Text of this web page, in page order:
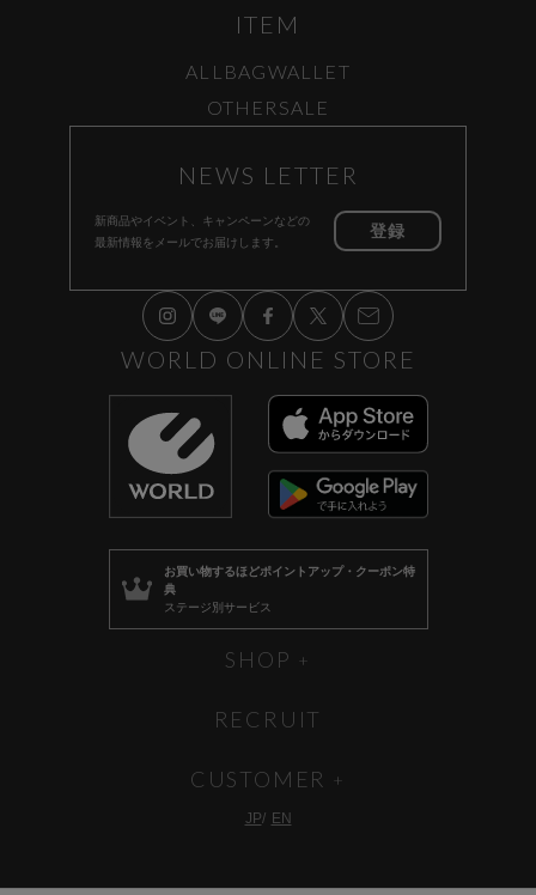
ITEM
ALL BAGWALLET
OTHER SALE
NEWS LETTER
新商品やイベント、キャンペーンなどの
最新情報をメールでお届けします。
登録
WORLD ONLINE STORE
お買い物するほどポイントアップ・クーポン特
典
ステージ別サービス
SHOP
RECRUIT
CUSTOMER
JP EN